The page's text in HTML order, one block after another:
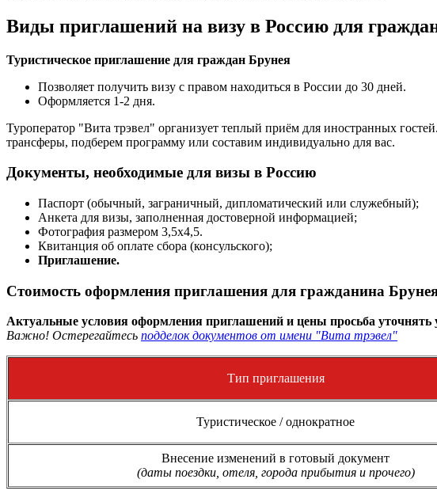
Виды приглашений на визу в Россию для
Туристическое приглашение для граждан Брунея
Позволяет получить визу с правом находиться в России до 30 дней.
Оформляется 1-2 дня.
Туроператор "Вита трэвел" организует теплый приём для иностранных
трансферы, подберем программу или составим индивидуально для вас.
Документы, необходимые для визы в Россию
Паспорт (обычный, заграничный, дипломатический или служебный);
Анкета для визы, заполненная достоверной информацией;
Фотография размером 3,5х4,5.
Квитанция об оплате сбора (консульского);
Приглашение.
Стоимость оформления приглашения для гражданина
Актуальные условия оформления приглашений и цены просьба уточнять
Важно! Остерегайтесь подделок документов от имени "Вита трэвел"
Тип приглашения
Туристическое / однократное
Внесение изменений в готовый документ
(даты поездки, отеля, города прибытия и прочего)